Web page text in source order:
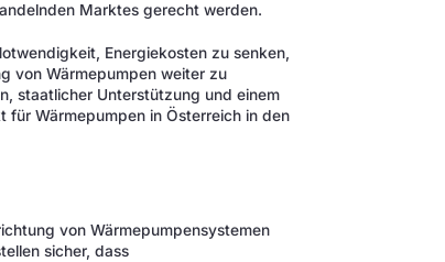
Marktes gerecht werden.
Energiekosten zu senken,
von Wärmepumpen weiter zu
staatlicher Unterstützung und einem
Wärmepumpen in Österreich in den
von Wärmepumpensystemen
sicher, dass